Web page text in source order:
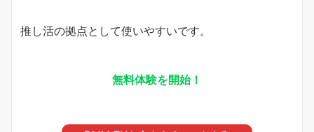
推し活の拠点として使いやすいです。
無料体験を開始！